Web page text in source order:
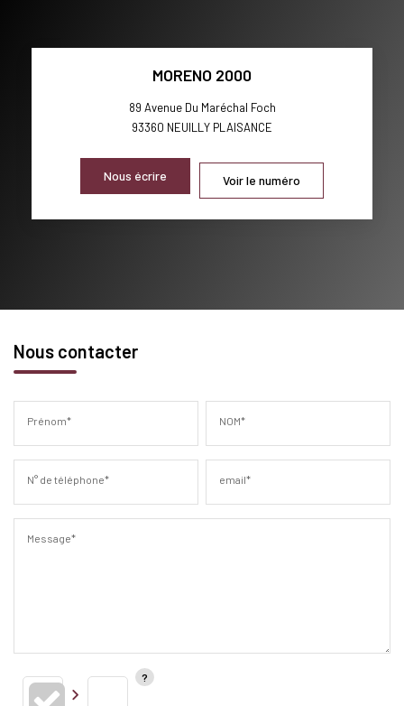
MORENO 2000
89 Avenue Du Maréchal Foch
93360 NEUILLY PLAISANCE
Nous écrire Voir le numéro
Nous contacter
Prénom* NOM*
N° de téléphone* email*
Message*